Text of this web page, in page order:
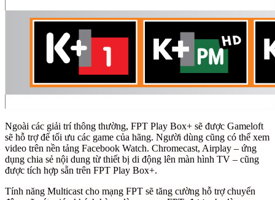
Ngoài các giải trí thông thường, FPT Play Box+ sẽ được Gameloft
sẽ hỗ trợ để tối ưu các game của hãng. Người dùng cũng có thể xem
video trên nền tảng Facebook Watch. Chromecast, Airplay – ứng
dụng chia sẻ nội dung từ thiết bị di động lên màn hình TV – cũng
được tích hợp sẵn trên FPT Play Box+.
Tính năng Multicast cho mạng FPT sẽ tăng cường hỗ trợ chuyển